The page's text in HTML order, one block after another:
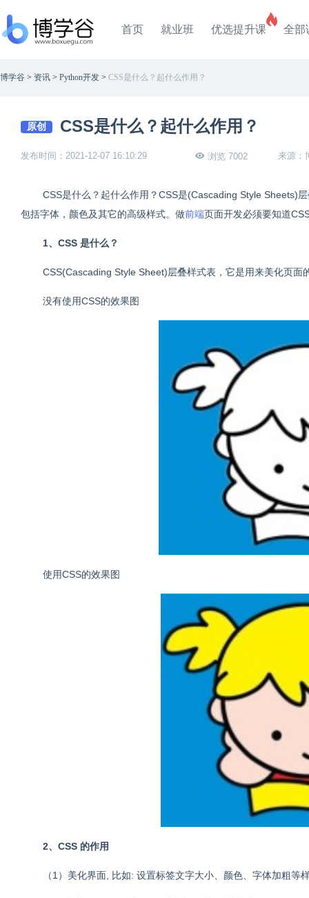
首页 就业班 优选提升课 全部
博学谷 > 资讯 > Python开发 > CSS是什么？起什么作用？
原创 CSS是什么？起什么作用？
发布时间：2021-12-07 16:10:29 浏览 7002 来源：
CSS是什么？起什么作用？CSS是(Cascading Style Sheets)
包括字体，颜色及其它的高级样式。做前端页面开发必须要知道
1、CSS 是什么？
CSS(Cascading Style Sheet)层叠样式表，它是用来美化页面
没有使用CSS的效果图
使用CSS的效果图
2、CSS 的作用
（1）美化界面, 比如: 设置标签文字大小、颜色、字体加粗等